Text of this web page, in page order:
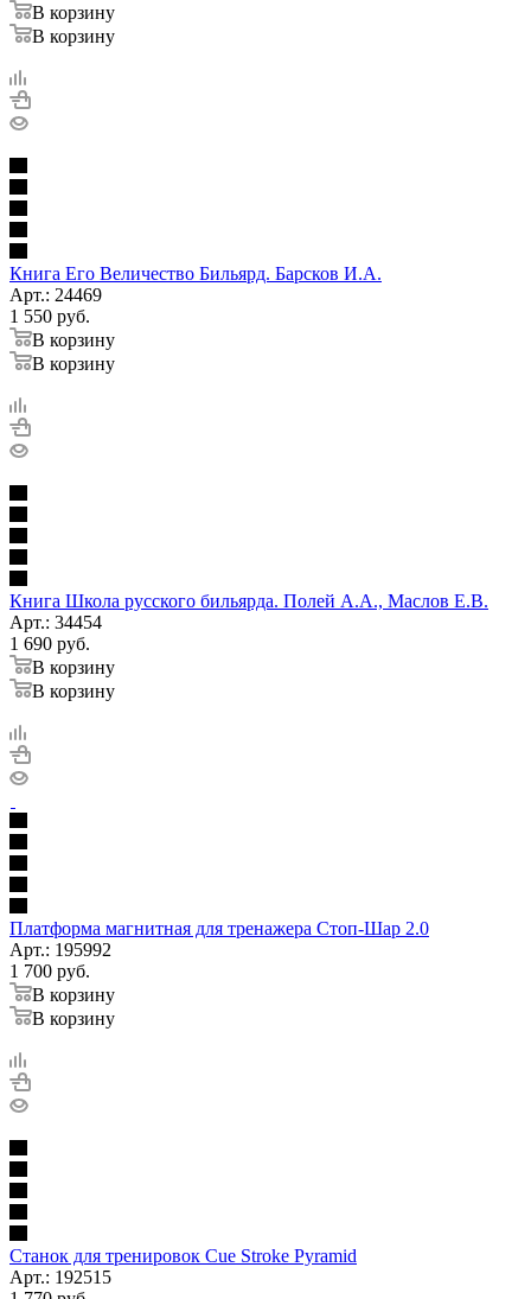
В корзину
В корзину
Книга Его Величество Бильярд. Барсков И.А.
Арт.: 24469
1 550 руб.
В корзину
В корзину
Книга Школа русского бильярда. Полей А.А., Маслов Е.В.
Арт.: 34454
1 690 руб.
В корзину
В корзину
Платформа магнитная для тренажера Стоп-Шар 2.0
Арт.: 195992
1 700 руб.
В корзину
В корзину
Станок для тренировок Cue Stroke Pyramid
Арт.: 192515